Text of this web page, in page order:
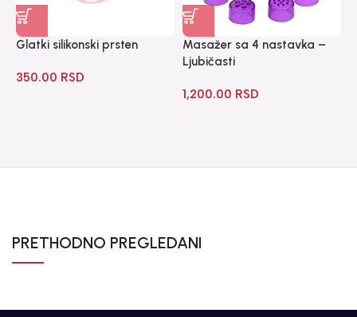
Glatki silikonski prsten
350.00 RSD
Masažer sa 4 nastavka –
Ljubičasti
1,200.00 RSD
PRETHODNO PREGLEDANI